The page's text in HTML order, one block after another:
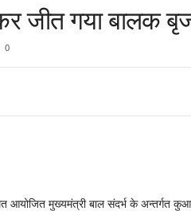
जीत गया बालक
0
आयोजित मुख्यमंत्री बाल संदर्भ के अन्तर्गत